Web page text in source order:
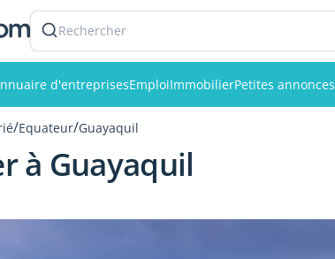
Rechercher
d'entreprisesEmploiImmobilierPetites annonces
/Equateur/Guayaquil
à Guayaquil